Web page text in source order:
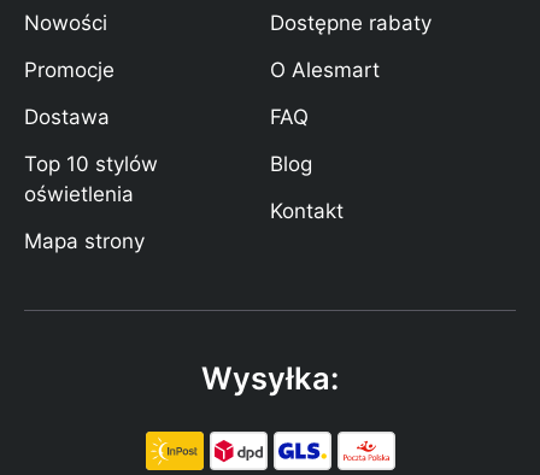
Nowości
Promocje
Dostawa
Top 10 stylów
oświetlenia
Mapa strony
Dostępne rabaty
O Alesmart
FAQ
Blog
Kontakt
Wysyłka: